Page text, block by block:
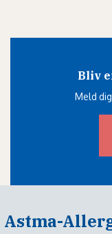
Bliv
Meld
Astma-